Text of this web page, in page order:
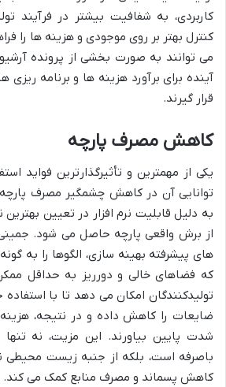
کاربردی، به شفافیت بیشتر در فرآیند
کنترل بهتر بر روی موجودی و هزینه ها را
می توانند به صورت بخشی از پرونده آرشیو
آینده برای برآورد هزینه ها و برنامه ریزی
قرار گیرند.
کاهش مصرف پارچه
یکی از مهمترین و تأثیرگذارترین فواید
توانایی آن در کاهش چشمگیر مصرف
به دلیل قابلیت نرم افزار در تعیین
از برش واقعی پارچه حاصل می شود. جمینی
های پیشرفته بهینه سازی، الگوها را به
که فضاهای خالی و دورریز به حداقل
تولیدکنندگان امکان می دهد تا با استفاده
ضایعات را کاهش داده و در نتیجه،
شدت پایین بیاورند. این مزیت، نه تنها
باصرفه است، بلکه از جنبه زیست محیطی
کاهش پسماند و مصرف منابع کمک می کند.